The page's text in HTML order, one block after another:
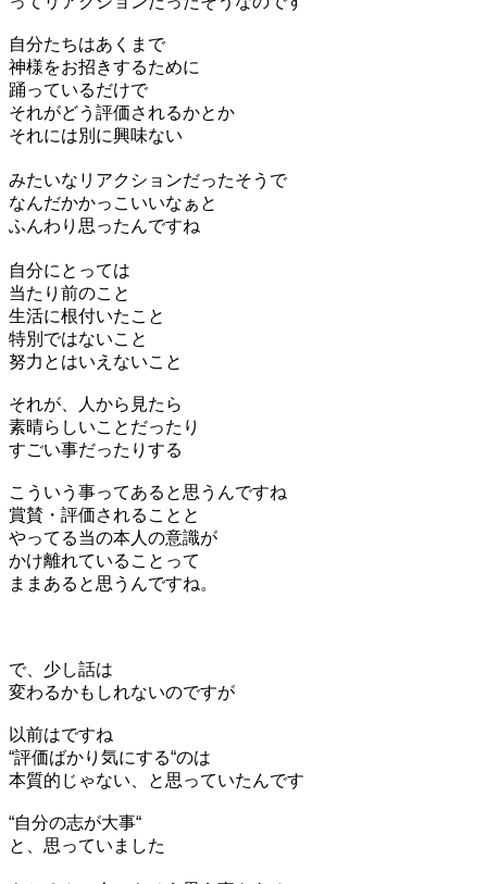
自分たちはあくまで
神様をお招きするために
踊っているだけで
それがどう評価されるかとか
それには別に興味ない
みたいなリアクションだったそうで
なんだかかっこいいなぁと
ふんわり思ったんですね
自分にとっては
当たり前のこと
生活に根付いたこと
特別ではないこと
努力とはいえないこと
それが、人から見たら
素晴らしいことだったり
すごい事だったりする
こういう事ってあると思うんですね
賞賛・評価されることと
やってる当の本人の意識が
かけ離れていることって
ままあると思うんですね。
で、少し話は
変わるかもしれないのですが
以前はですね
“評価ばかり気にする“のは
本質的じゃない、と思っていたんです
“自分の志が大事“
と、思っていました